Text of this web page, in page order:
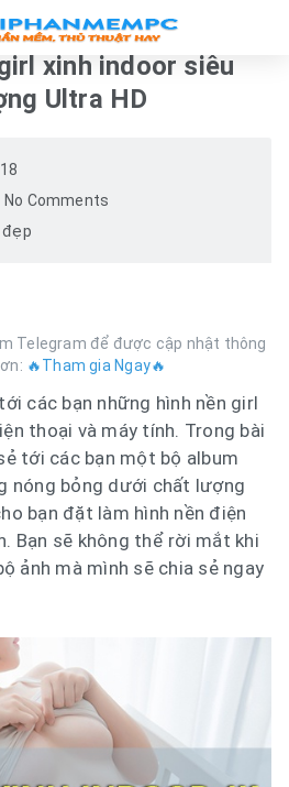
xinh indoor siêu
Ultra HD
No Comments
đẹp
Telegram để được cập nhật thông
🔥Tham gia Ngay🔥
các bạn những hình nền girl
thoại và máy tính. Trong bài
tới các bạn một bộ album
nóng bỏng dưới chất lượng
bạn đặt làm hình nền điện
Bạn sẽ không thể rời mắt khi
ảnh mà mình sẽ chia sẻ ngay